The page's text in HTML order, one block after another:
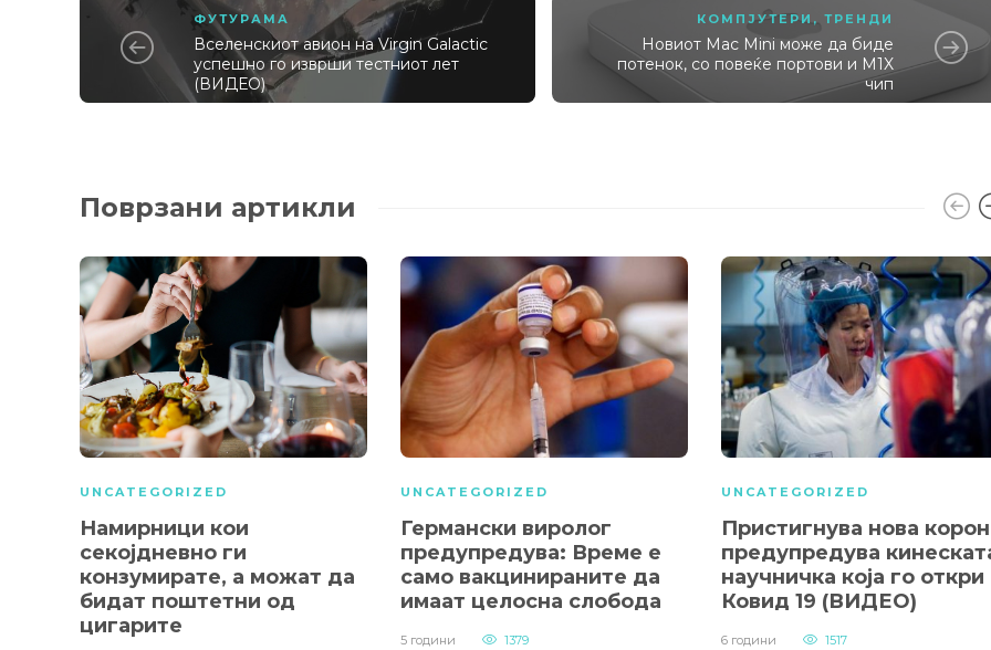
ФУТУРАМА
Вселенскиот авион на Virgin Galactic
успешно го изврши тестниот лет
(ВИДЕО)
КОМПЈУТЕРИ ,ТРЕНДИ
Новиот Mac Mini може да биде
потенок, со повеќе портови и M1X
чип
Поврзани артикли
UNCATEGORIZED
Намирници кои
секојдневно ги
конзумирате, а можат да
бидат поштетни од
цигарите
UNCATEGORIZED
Германски виролог
предупредува: Време е
само вакцинираните да
имаат целосна слобода
5 години 1379
UNCATEGORIZED
Пристигнува нова
предупредува
научничка која го откри
Ковид 19 (ВИДЕО)
6 години 1517